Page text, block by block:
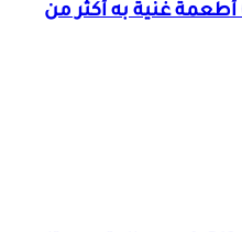
فيتامين B12 في الأكل- 6 أطعمة غنية به أكثر من